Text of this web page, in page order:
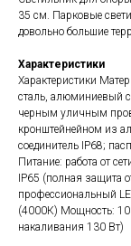
35 см. Парковые
довольно большие
Характеристики
Характеристики
сталь, алюминиевый
черным уличным
кронштейнейном из
соединитель IP68;
Питание: работа от
IP65 (полная защита
профессиональный
(4000К) Мощность: 10
накаливания 130 Вт)
Все